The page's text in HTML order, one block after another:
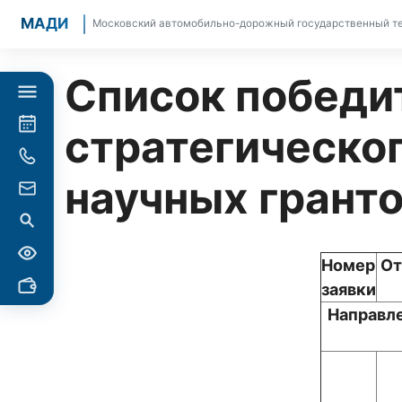
МАДИ Московский автомобильно-дорожный государственный
Список
научных
Номер
заявки